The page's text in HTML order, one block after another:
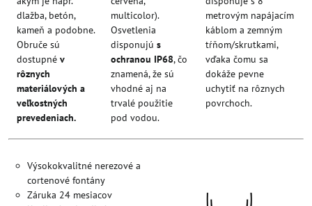
dlažba, betón,
kameň a podobne.
Obruče sú
dostupné v
rôznych
materiálových a
veľkostných
prevedeniach.
multicolor).
Osvetlenia
disponujú s
ochranou IP68, čo
znamená, že sú
vhodné aj na
trvalé použitie
pod vodou.
metrovým napájacím
káblom a zemným
tŕňom/skrutkami,
vďaka čomu sa
dokáže pevne
uchytiť na rôznych
povrchoch.
Výsokokvalitné nerezové a
cortenové fontány
Záruka 24 mesiacov